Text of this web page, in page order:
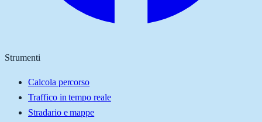
Strumenti
Calcola percorso
Traffico in tempo reale
Stradario e mappe